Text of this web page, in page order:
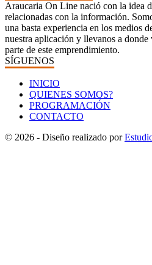
Araucaria On Line nació con la idea
relacionadas con la información.
una basta experiencia en los medios
nuestra aplicación y llevanos a
parte de este emprendimiento.
SÍGUENOS
INICIO
QUIENES SOMOS?
PROGRAMACIÓN
CONTACTO
© 2026 - Diseño realizado por